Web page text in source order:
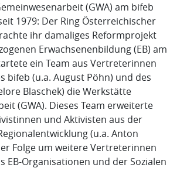
(GWA) am bifeb
1979: Der Ring Österreichischer
ihr damaliges Reformprojekt
Erwachsenenbildung (EB) am
ein Team aus Vertreterinnen
bifeb (u.a. August Pöhn) und des
Blaschek) die Werkstätte
(GWA). Dieses Team erweiterte
und Aktivisten aus der
(u.a. Anton
Folge um weitere Vertreterinnen
EB-Organisationen und der Sozialen